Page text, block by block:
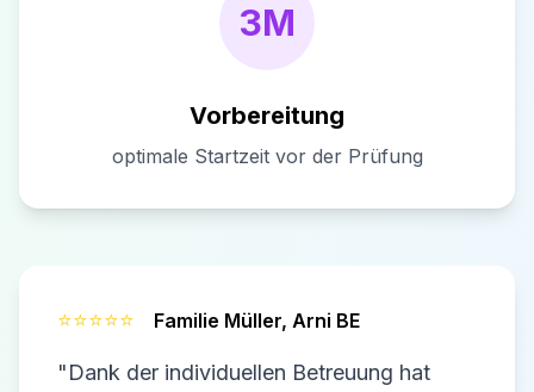
3M
Vorbereitung
optimale Startzeit vor der Prüfung
⭐⭐⭐⭐⭐ Familie Müller, Arni BE
"Dank der individuellen Betreuung hat